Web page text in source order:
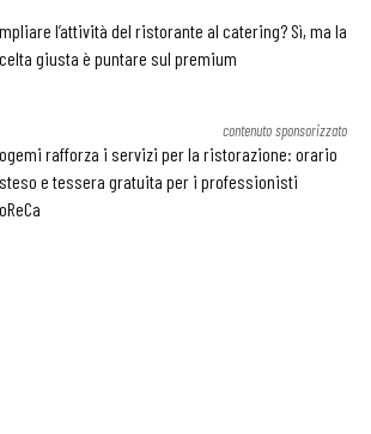
l’attività del ristorante al catering? Sì, ma la
giusta è puntare sul premium
contenuto sponsorizzato
rafforza i servizi per la ristorazione: orario
e tessera gratuita per i professionisti